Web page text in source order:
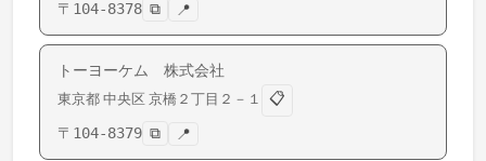
〒 104-8378 ⧉ 📍
トーヨーケム 株式会社
東京都 中央区 京橋 ２丁目２－１
📋
〒 104-8379 ⧉ 📍